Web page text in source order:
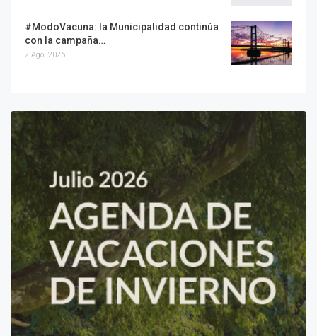
#ModoVacuna: la Municipalidad continúa
con la campaña…
2 Ago, 2026